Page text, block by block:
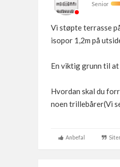
Senior
Vi støpte terrasse
isopor 1,2m på
En viktig grunn til
Hvordan skal du
noen trillebårer(Vi
Anbefal Siter